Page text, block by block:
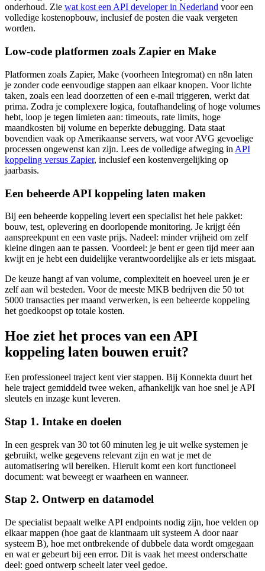
onderhoud. Zie wat kost een API developer in Nederland voor een
volledige kostenopbouw, inclusief de posten die vaak vergeten
worden.
Low-code platformen zoals Zapier en Make
Platformen zoals Zapier, Make (voorheen Integromat) en n8n laten
je zonder code eenvoudige stappen aan elkaar knopen. Voor lichte
taken, zoals een lead doorzetten of een e-mail triggeren, werkt dat
prima. Zodra je complexere logica, foutafhandeling of hoge volumes
hebt, loop je tegen limieten aan: timeouts, rate limits, hoge
maandkosten bij volume en beperkte debugging. Data staat
bovendien vaak op Amerikaanse servers, wat voor AVG gevoelige
processen ongewenst kan zijn. Lees de volledige afweging in API
koppeling versus Zapier, inclusief een kostenvergelijking op
jaarbasis.
Een beheerde API koppeling laten maken
Bij een beheerde koppeling levert een specialist het hele pakket:
bouw, test, oplevering en doorlopende monitoring. Je krijgt één
aanspreekpunt en een vaste prijs. Nadeel: minder vrijheid om zelf
kleine dingen aan te passen. Voordeel: je bent er geen tijd meer aan
kwijt en je hebt een duidelijke verantwoordelijke als er iets misgaat.
De keuze hangt af van volume, complexiteit en hoeveel uren je er
zelf aan wil besteden. Voor de meeste MKB bedrijven die 50 tot
5000 transacties per maand verwerken, is een beheerde koppeling
het goedkoopst op totale kosten.
Hoe ziet het proces van een API
koppeling laten bouwen eruit?
Een professioneel traject kent vier stappen. Bij Konnekta duurt het
hele traject gemiddeld twee weken, afhankelijk van hoe snel je API
sleutels en inzage kunt leveren.
Stap 1. Intake en doelen
In een gesprek van 30 tot 60 minuten leg je uit welke systemen je
gebruikt, welke gegevens relevant zijn en wat je met de
automatisering wil bereiken. Hieruit komt een kort functioneel
document: wat beweegt er waarheen en wanneer.
Stap 2. Ontwerp en datamodel
De specialist bepaalt welke API endpoints nodig zijn, hoe velden op
elkaar mappen (hoe gaat de klantnaam uit systeem A door naar
systeem B), hoe met ontbrekende of dubbele data wordt omgegaan
en wat er gebeurt bij een error. Dit is vaak het meest onderschatte
deel: goed ontwerp scheelt later veel gedoe.